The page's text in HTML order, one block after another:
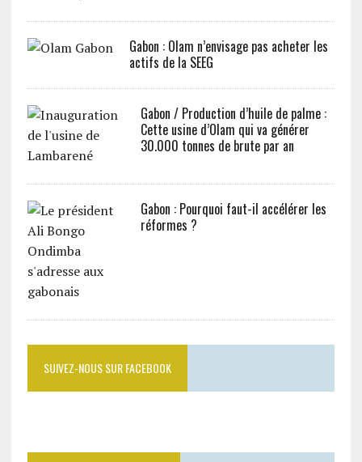
Gabon : Olam n’envisage pas acheter les
actifs de la SEEG
Gabon / Production d’huile de palme :
Cette usine d’Olam qui va générer
30.000 tonnes de brute par an
Gabon : Pourquoi faut-il accélérer les
réformes ?
SUIVEZ-NOUS SUR FACEBOOK